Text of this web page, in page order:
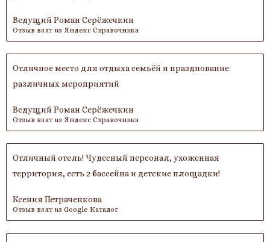
Ведущий Роман Серёжечкин
Отзыв взят из Яндекс Справочника
Отличное место для отдыха семьёй и празднование
различных мероприятий
Ведущий Роман Серёжечкин
Отзыв взят из Яндекс Справочника
Отличный отель! Чудесный персонал, ухоженная
территория, есть 2 бассейна и детские площадки!
Ксения Петраченкова
Отзыв взят из Google Каталог